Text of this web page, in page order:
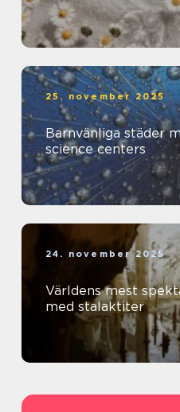
25. november 2025
Barnvänliga städer
science centers
24. november 2025
Världens mest
med stalaktiter